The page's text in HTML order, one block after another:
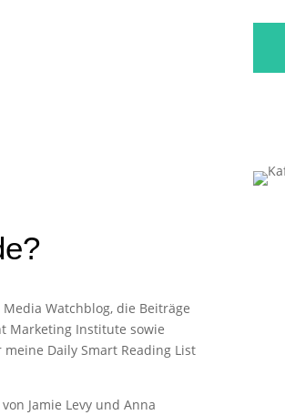
Watchblog, die Beiträge
Marketing Institute sowie
Daily Smart Reading List
Jamie Levy und Anna